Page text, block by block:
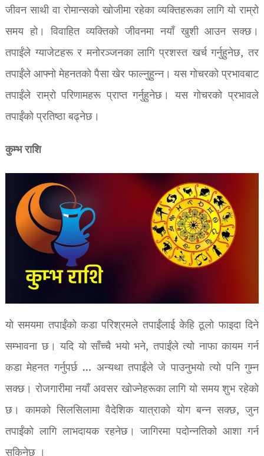
जीवन साथी वा रोमान्सको खोजीमा रहेका व्यक्तिहरूका लागि यो राम्रो
समय हो। विवाहित व्यक्तिको जीवनमा नयाँ खुशी आउन सक्छ।
तपाईंले ग्याजेटहरू र मनोरञ्जनका लागि प्रशस्त खर्च गर्नुहुनेछ, तर
तपाईंले आफ्नो मेहनतको पैसा खेर फाल्नुहुन्न। यस गोचरको प्रभावबाट
तपाईंले राम्रो परिणामहरू प्राप्त गर्नुहुनेछ। यस गोचरको प्रभावले
तपाईंको प्रतिष्ठा बढ्नेछ।
कुम्भ राशि
यो समयमा तपाईंको कडा परिश्रमले तपाईंलाई केहि ठूलो फाइदा दिने
सम्भावना छ। यदि यो साँच्चै भयो भने, तपाईंले त्यो नाफा कायम गर्न
कडा मेहनत गर्नुपर्छ … अन्यथा तपाईंले जे पाउनुभयो त्यो पनि गुम्न
सक्छ। रोजगारीमा नयाँ अवसर खोज्नेहरूका लागि यो समय शुभ रहेको
छ। कामको सिलसिलामा वैदेशिक यात्राको योग बन्न सक्छ, जुन
तपाईंको लागि लाभदायक रहनेछ। जागिरमा पदोन्नतिको आशा गर्न